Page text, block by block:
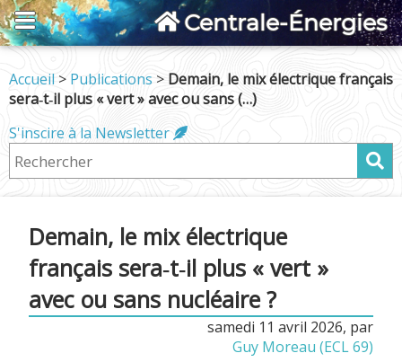
Centrale-Énergies
Accueil > Publications > Demain, le mix électrique français
sera‑t‑il plus « vert » avec ou sans (…)
S'inscire à la Newsletter
Demain, le mix électrique
français sera‑t‑il plus « vert »
avec ou sans nucléaire ?
samedi 11 avril 2026, par
Guy Moreau (ECL 69)